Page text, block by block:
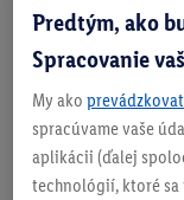
Zistite svoju veľkosť
O produkte
Predtým, ako
Spracovanie
My ako
spracúvame vaše
aplikácii (ďalej
technológií, ktoré